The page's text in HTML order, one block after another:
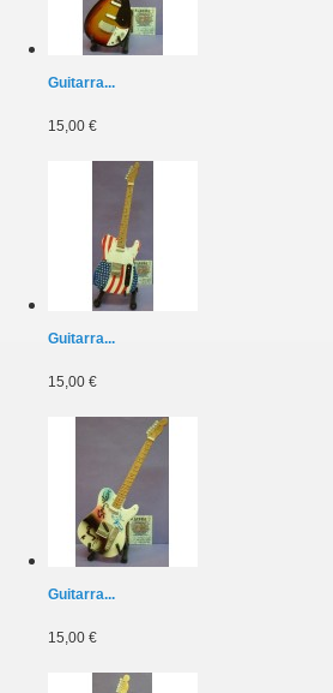
Guitarra...
15,00 €
Guitarra...
15,00 €
Guitarra...
15,00 €